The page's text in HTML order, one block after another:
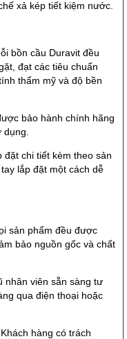
xả kép tiết kiệm nước.
bồn cầu Duravit đều
đạt các tiêu chuẩn
thẩm mỹ và độ bền
bảo hành chính hãng
chi tiết kèm theo sản
lắp đặt một cách dễ
sản phẩm đều được
bảo nguồn gốc và chất
nhân viên sẵn sàng tư
qua điện thoại hoặc
Khách hàng có trách